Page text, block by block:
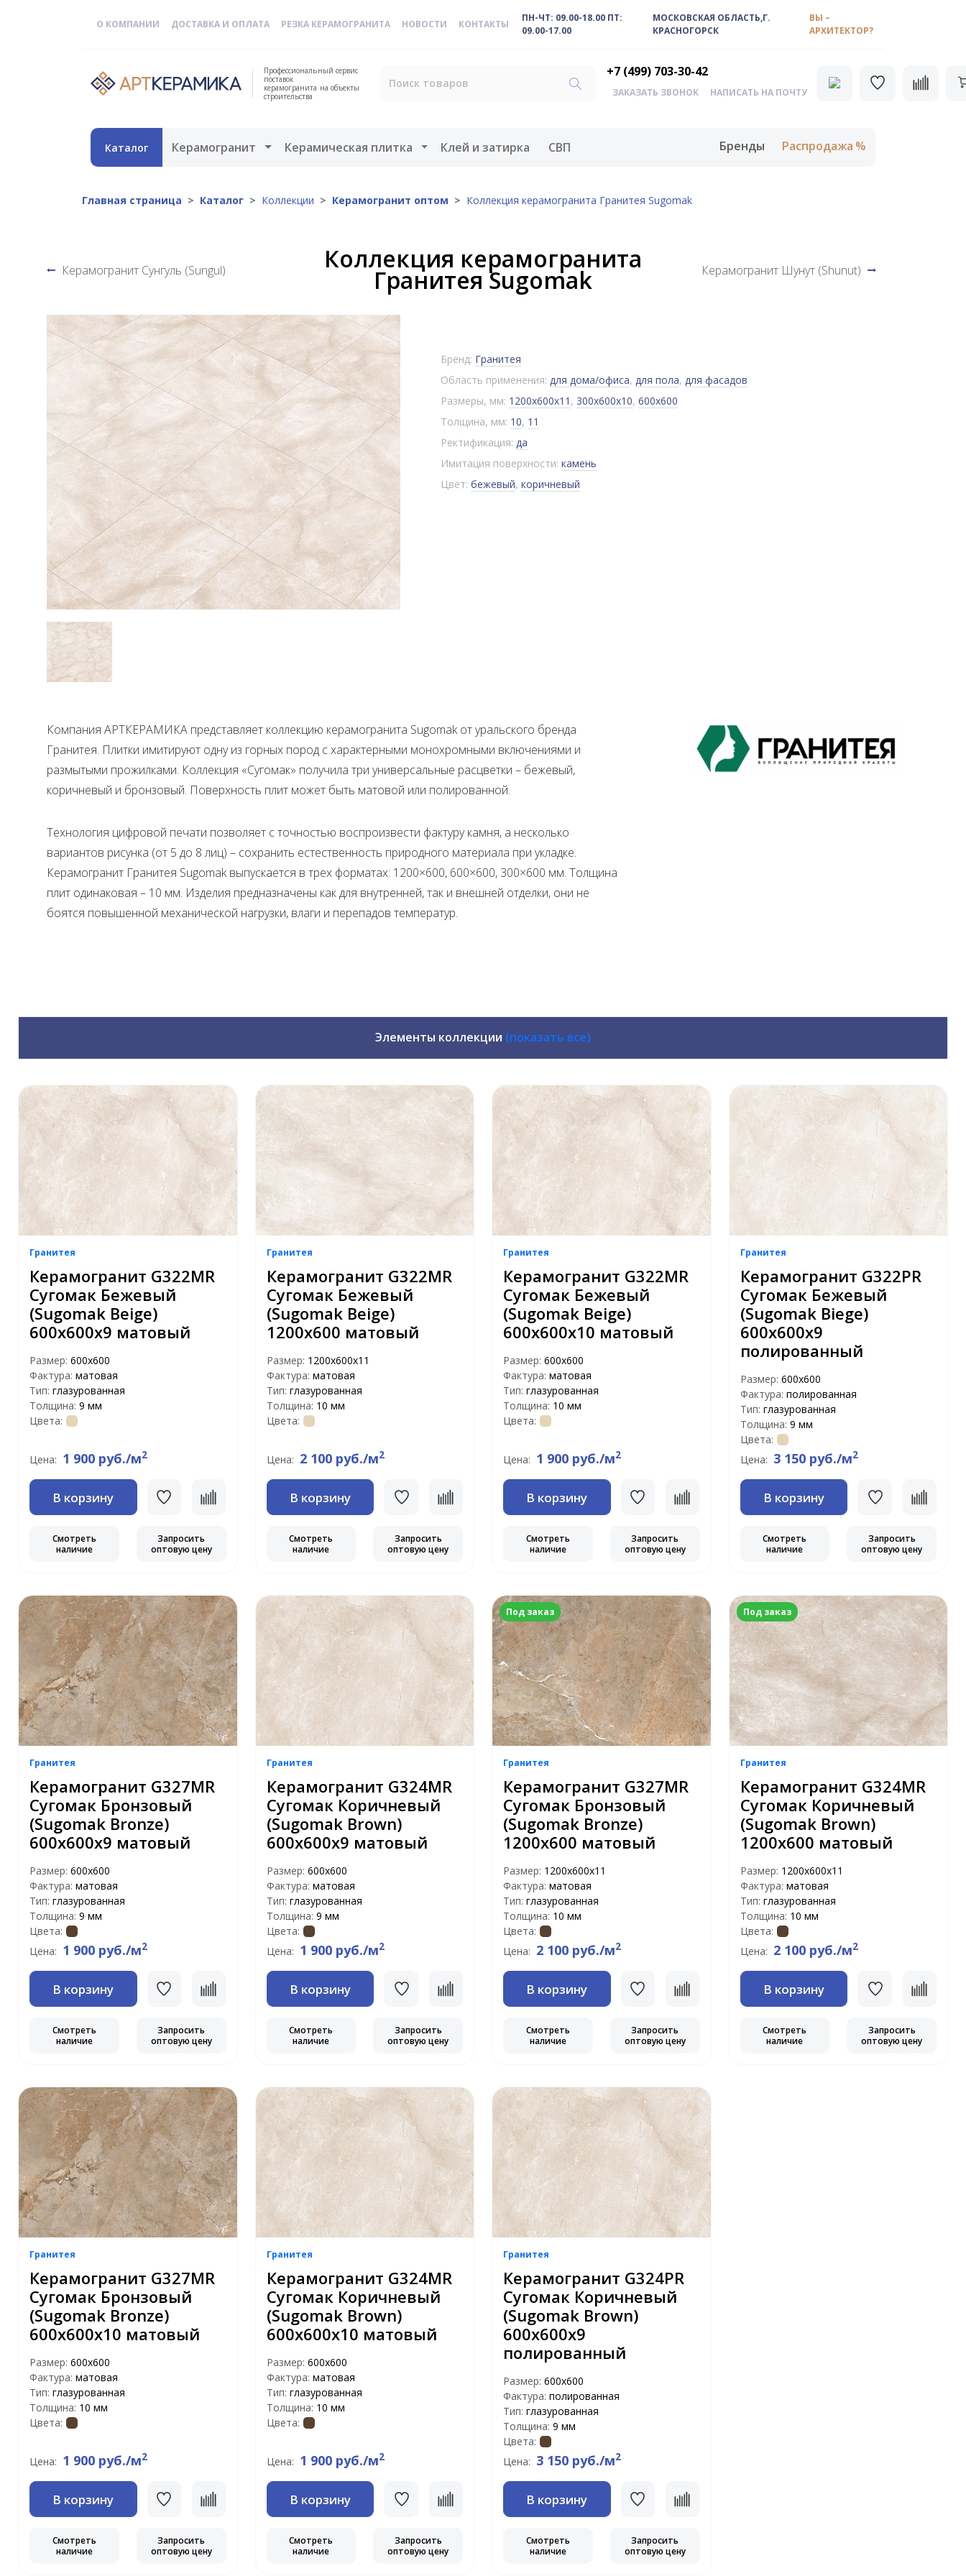
О КОМПАНИИ ДОСТАВКА И ОПЛАТА РЕЗКА КЕРАМОГРАНИТА НОВОСТИ КОНТАКТЫ
ПН-ЧТ: 09.00-18.00 ПТ:
09.00-17.00
МОСКОВСКАЯ ОБЛАСТЬ,Г.
КРАСНОГОРСК
ВЫ –
АРХИТЕКТОР?
Профессиональный сервис
поставок
керамогранита на объекты
строительства
+7 (499) 703-30-42
ЗАКАЗАТЬ ЗВОНОК НАПИСАТЬ НА ПОЧТУ
Каталог Керамогранит Открыть меню
Керамическая плитка Открыть меню
Клей и затирка СВП Бренды Распродажа
Главная страница Каталог Коллекции Керамогранит оптом Коллекция керамогранита Гранитея Sugomak
Керамогранит Сунгуль (Sungul) Коллекция керамогранита
Гранитея Sugomak Керамогранит Шунут (Shunut)
Бренд: Гранитея
Область применения: для дома/офиса, для пола, для фасадов
Размеры, мм: 1200x600x11 , 300x600x10, 600x600
Толщина, мм: 10, 11
Ректификация: да
Имитация поверхности: камень
Цвет: бежевый, коричневый
Компания АРТКЕРАМИКА представляет коллекцию керамогранита Sugomak от уральского бренда
Гранитея. Плитки имитируют одну из горных пород с характерными монохромными включениями и
размытыми прожилками. Коллекция «Сугомак» получила три универсальные расцветки – бежевый,
коричневый и бронзовый. Поверхность плит может быть матовой или полированной.
Технология цифровой печати позволяет с точностью воспроизвести фактуру камня, а несколько
вариантов рисунка (от 5 до 8 лиц) – сохранить естественность природного материала при укладке.
Керамогранит Гранитея Sugomak выпускается в трех форматах: 1200×600, 600×600, 300×600 мм. Толщина
плит одинаковая – 10 мм. Изделия предназначены как для внутренней, так и внешней отделки, они не
боятся повышенной механической нагрузки, влаги и перепадов температур.
Элементы коллекции (показать все)
Гранитея
Керамогранит G322МR
Сугомак Бежевый
(Sugomak Beige)
600х600х9 матовый
Размер: 600х600
Фактура: матовая
Тип: глазурованная
Толщина: 9 мм
Цвета:
Цена: 1 900 руб./м2
В корзину
Смотреть
наличие
Запросить
оптовую цену
Гранитея
Керамогранит G322МR
Сугомак Бежевый
(Sugomak Beige)
1200x600 матовый
Размер: 1200х600х11
Фактура: матовая
Тип: глазурованная
Толщина: 10 мм
Цвета:
Цена: 2 100 руб./м2
В корзину
Смотреть
наличие
Запросить
оптовую цену
Гранитея
Керамогранит G322МR
Сугомак Бежевый
(Sugomak Beige)
600x600х10 матовый
Размер: 600х600
Фактура: матовая
Тип: глазурованная
Толщина: 10 мм
Цвета:
Цена: 1 900 руб./м2
В корзину
Смотреть
наличие
Запросить
оптовую цену
Гранитея
Керамогранит G322PR
Сугомак Бежевый
(Sugomak Biege)
600х600х9
полированный
Размер: 600х600
Фактура: полированная
Тип: глазурованная
Толщина: 9 мм
Цвета:
Цена: 3 150 руб./м2
В корзину
Смотреть
наличие
Запросить
оптовую цену
Гранитея
Керамогранит G327МR
Сугомак Бронзовый
(Sugomak Bronze)
600х600х9 матовый
Размер: 600х600
Фактура: матовая
Тип: глазурованная
Толщина: 9 мм
Цвета:
Цена: 1 900 руб./м2
В корзину
Смотреть
наличие
Запросить
оптовую цену
Гранитея
Керамогранит G324МR
Сугомак Коричневый
(Sugomak Brown)
600х600х9 матовый
Размер: 600х600
Фактура: матовая
Тип: глазурованная
Толщина: 9 мм
Цвета:
Цена: 1 900 руб./м2
В корзину
Смотреть
наличие
Запросить
оптовую цену
Под заказ
Гранитея
Керамогранит G327МR
Сугомак Бронзовый
(Sugomak Bronze)
1200x600 матовый
Размер: 1200х600х11
Фактура: матовая
Тип: глазурованная
Толщина: 10 мм
Цвета:
Цена: 2 100 руб./м2
В корзину
Смотреть
наличие
Запросить
оптовую цену
Под заказ
Гранитея
Керамогранит G324МR
Сугомак Коричневый
(Sugomak Brown)
1200x600 матовый
Размер: 1200х600х11
Фактура: матовая
Тип: глазурованная
Толщина: 10 мм
Цвета:
Цена: 2 100 руб./м2
В корзину
Смотреть
наличие
Запросить
оптовую цену
Гранитея
Керамогранит G327МR
Сугомак Бронзовый
(Sugomak Bronze)
600x600х10 матовый
Размер: 600х600
Фактура: матовая
Тип: глазурованная
Толщина: 10 мм
Цвета:
Цена: 1 900 руб./м2
В корзину
Смотреть
наличие
Запросить
оптовую цену
Гранитея
Керамогранит G324МR
Сугомак Коричневый
(Sugomak Brown)
600x600х10 матовый
Размер: 600х600
Фактура: матовая
Тип: глазурованная
Толщина: 10 мм
Цвета:
Цена: 1 900 руб./м2
В корзину
Смотреть
наличие
Запросить
оптовую цену
Гранитея
Керамогранит G324PR
Сугомак Коричневый
(Sugomak Brown)
600х600х9
полированный
Размер: 600х600
Фактура: полированная
Тип: глазурованная
Толщина: 9 мм
Цвета:
Цена: 3 150 руб./м2
В корзину
Смотреть
наличие
Запросить
оптовую цену